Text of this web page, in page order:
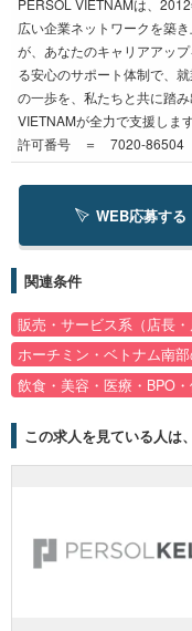
広い企業ネットワークを築
が、あなたのキャリアアッ
る安心のサポート体制で、
の一歩を、私たちと共に踏
VIETNAMが全力で支援します
許可番号 ＝ 7020-86504
WEB応募する
関連条件
販売・サービス系（店長
ホーチミン・ベトナム南部
飲食・美容・医療・BPO
この求人を見ている人は